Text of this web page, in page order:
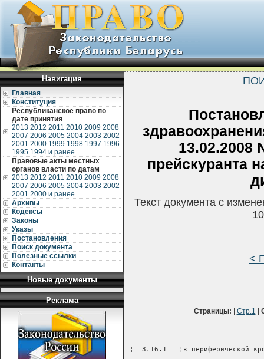
Навигация
Главная
Конституция
Республиканское право по
дате принятия
2013 2012 2011 2010 2009 2008
2007 2006 2005 2004 2003 2002
2001 2000 1999 1998 1997 1996
1995 1994 и ранее
Правовые акты местных
органов власти по датам
2013 2012 2011 2010 2009 2008
2007 2006 2005 2004 2003 2002
2001 2000 и ранее
Архивы
Кодексы
Законы
Указы
Постановления
Поиск документа
Полезные ссылки
Контакты
Новые документы
Реклама
13.02.2008
прейскуранта
Текст документа с
<
Страницы: Стр.1
¦  3.16.1   ¦в